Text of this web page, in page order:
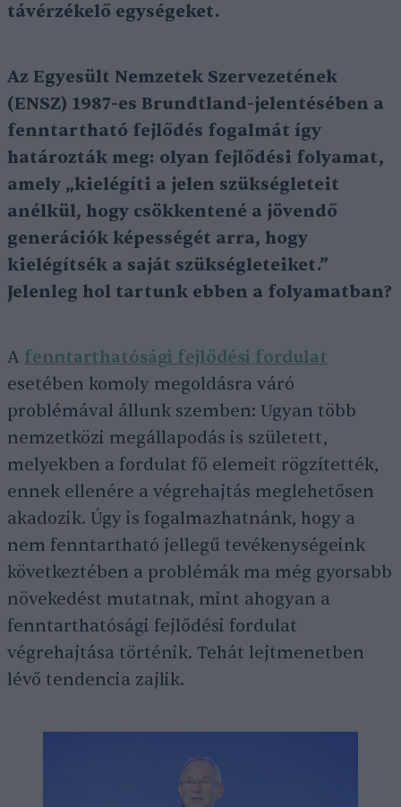
távérzékelő egységeket.
Az Egyesült Nemzetek Szervezetének
(ENSZ) 1987-es Brundtland-jelentésében a
fenntartható fejlődés fogalmát így
határozták meg: olyan fejlődési folyamat,
amely „kielégíti a jelen szükségleteit
anélkül, hogy csökkentené a jövendő
generációk képességét arra, hogy
kielégítsék a saját szükségleteiket.”
Jelenleg hol tartunk ebben a folyamatban?
A fenntarthatósági fejlődési fordulat
esetében komoly megoldásra váró
problémával állunk szemben: Ugyan több
nemzetközi megállapodás is született,
melyekben a fordulat fő elemeit rögzítették,
ennek ellenére a végrehajtás meglehetősen
akadozik. Úgy is fogalmazhatnánk, hogy a
nem fenntartható jellegű tevékenységeink
következtében a problémák ma még gyorsabb
növekedést mutatnak, mint ahogyan a
fenntarthatósági fejlődési fordulat
végrehajtása történik. Tehát lejtmenetben
lévő tendencia zajlik.